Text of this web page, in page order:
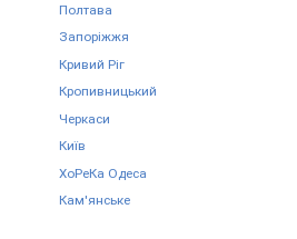
Полтава
Запоріжжя
Кривий Ріг
Кропивницький
Черкаси
Київ
ХоРеКа Одеса
Кам'янське